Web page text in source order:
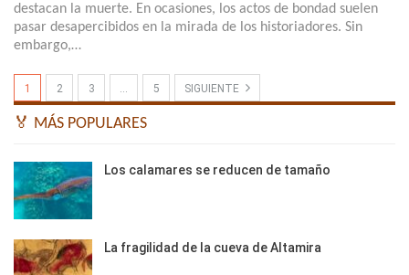
destacan la muerte. En ocasiones, los actos de bondad suelen
pasar desapercibidos en la mirada de los historiadores. Sin
embargo,…
1 2 3 … 5 SIGUIENTE
🏅 MÁS POPULARES
Los calamares se reducen de tamaño
La fragilidad de la cueva de Altamira